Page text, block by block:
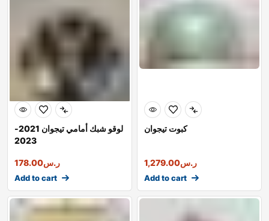
لوقو شبك أمامي تيجوان 2021-
2023
ر.س178.00
Add to cart
كبوت تيجوان
ر.س1,279.00
Add to cart